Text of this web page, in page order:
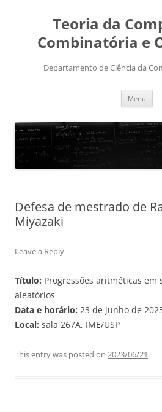
Teoria da
Combinatória e
Departamento de Ciência da
Menu
Defesa de mestrado de
Miyazaki
Leave a Reply
Título: Progressões aritméticas em
aleatórios
Data e horário: 23 de junho de
Local: sala 267A, IME/USP
This entry was posted on 2023/06/21.